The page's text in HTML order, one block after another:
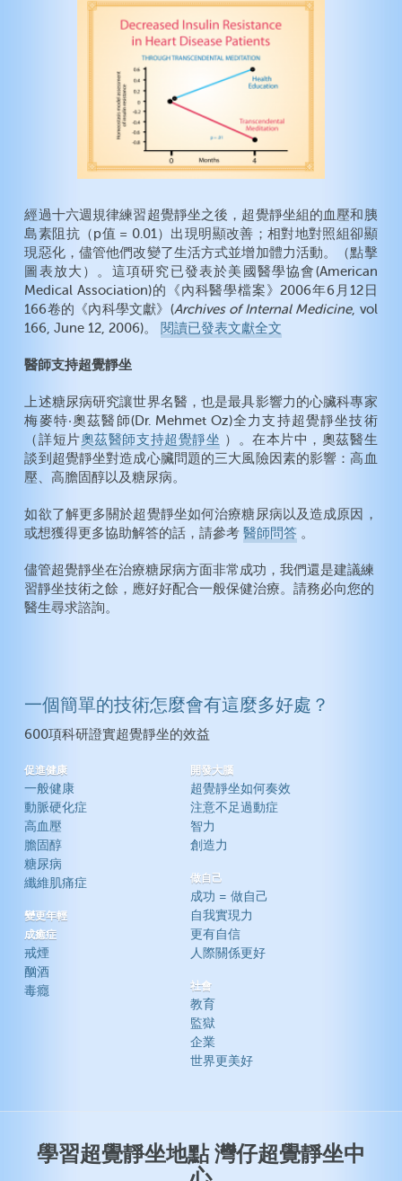
經過十六週規律練習超覺靜坐之後，超覺靜坐組的血壓和胰
島素阻抗（p值 = 0.01）出現明顯改善；相對地對照組卻顯
現惡化，儘管他們改變了生活方式並增加體力活動。（點擊
圖表放大）。這項研究已發表於美國醫學協會(American
Medical Association)的《內科醫學檔案》2006年6月12日
166卷的《內科學文獻》(Archives of Internal Medicine, vol
166, June 12, 2006)。 閱讀已發表文獻全文
醫師支持超覺靜坐
上述糖尿病研究讓世界名醫，也是最具影響力的心臟科專家
梅麥特‧奧茲醫師(Dr. Mehmet Oz)全力支持超覺靜坐技術
（詳短片奧茲醫師支持超覺靜坐 ）。在本片中，奧茲醫生
談到超覺靜坐對造成心臟問題的三大風險因素的影響：高血
壓、高膽固醇以及糖尿病。
如欲了解更多關於超覺靜坐如何治療糖尿病以及造成原因，
或想獲得更多協助解答的話，請參考醫師問答 。
儘管超覺靜坐在治療糖尿病方面非常成功，我們還是建議練
習靜坐技術之餘，應好好配合一般保健治療。請務必向您的
醫生尋求諮詢。
一個簡單的技術怎麼會有這麼多好處？
600項科研證實超覺靜坐的效益
促進健康
一般健康
動脈硬化症
高血壓
膽固醇
糖尿病
纖維肌痛症
變更年輕
成癒症
戒煙
酗酒
毒癮
開發大腦
超覺靜坐如何奏效
注意不足過動症
智力
創造力
做自己
成功 = 做自己
自我實現力
更有自信
人際關係更好
社會
教育
監獄
企業
世界更美好
學習超覺靜坐地點 灣仔超覺靜坐中